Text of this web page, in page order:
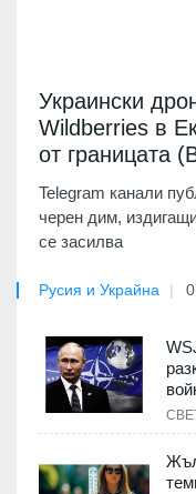
Украински
Wildberries в
от границата
Telegram канали
черен дим,
се засилва
Русия и Украйна